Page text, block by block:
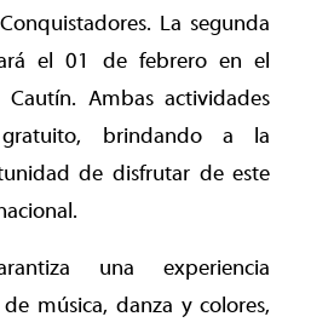
La segunda
el 01 de febrero en el
Ambas actividades
brindando a la
de disfrutar de este
una experiencia
música, danza y colores,